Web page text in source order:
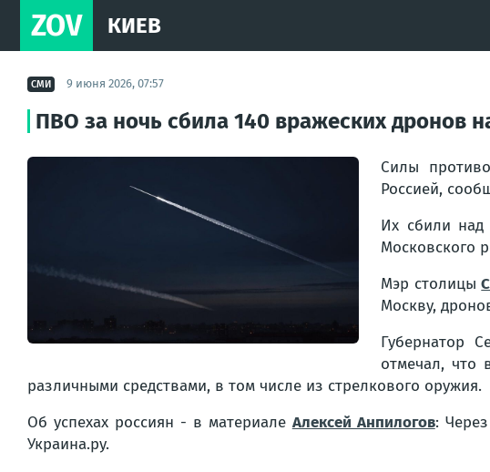
ZOV КИЕВ
СМИ 9 июня 2026, 07:57
ПВО за ночь сбила 140 вражеских дронов
Силы
Россией,
Их сбили над
Московского
Мэр столицы
Москву,
Губернатор
отмечал, что
различными средствами, в том числе из стрелкового оружия.
Об успехах россиян - в материале Алексей Анпилогов:
Украина.ру.